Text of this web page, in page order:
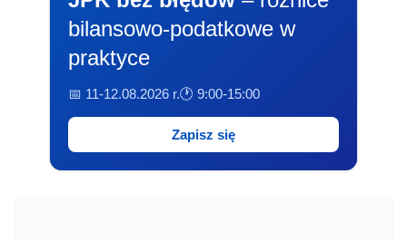
bilansowo-podatkowe w
praktyce
📅 11-12.08.2026 r.🕐 9:00-15:00
Zapisz się